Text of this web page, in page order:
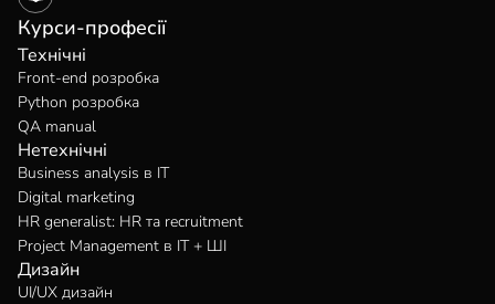
Курси-професії
Технічні
Front-end розробка
Python розробка
QA manual
Нетехнічні
Business analysis в IT
Digital marketing
HR generalist: HR та recruitment
Project Management в IT + ШІ
Дизайн
UI/UX дизайн